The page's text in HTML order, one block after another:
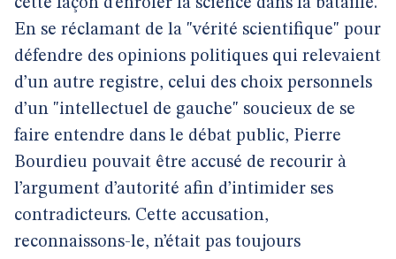
cette façon d’enrôler la science dans la bataille.
En se réclamant de la "vérité scientifique" pour
défendre des opinions politiques qui relevaient
d’un autre registre, celui des choix personnels
d’un "intellectuel de gauche" soucieux de se
faire entendre dans le débat public, Pierre
Bourdieu pouvait être accusé de recourir à
l’argument d’autorité afin d’intimider ses
contradicteurs. Cette accusation,
reconnaissons-le, n’était pas toujours